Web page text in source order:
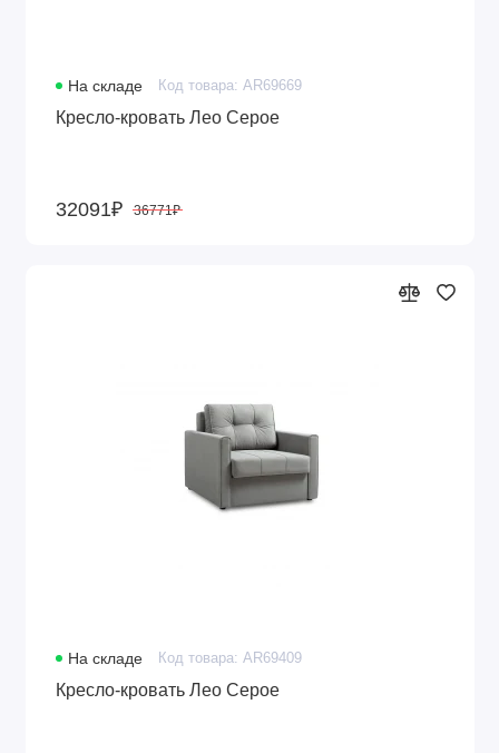
На складе Код товара: AR69669
Кресло-кровать Лео Серое
32091₽ 36771₽
На складе Код товара: AR69409
Кресло-кровать Лео Серое